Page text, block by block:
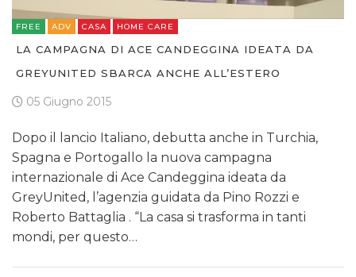
FREE ADV CASA HOME CARE
LA CAMPAGNA DI ACE CANDEGGINA IDEATA DA
GREYUNITED SBARCA ANCHE ALL’ESTERO
05 Giugno 2015
Dopo il lancio Italiano, debutta anche in Turchia,
Spagna e Portogallo la nuova campagna
internazionale di Ace Candeggina ideata da
GreyUnited, l’agenzia guidata da Pino Rozzi e
Roberto Battaglia . “La casa si trasforma in tanti
mondi, per questo…